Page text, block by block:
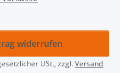
widerrufen
USt., zzgl.Versand